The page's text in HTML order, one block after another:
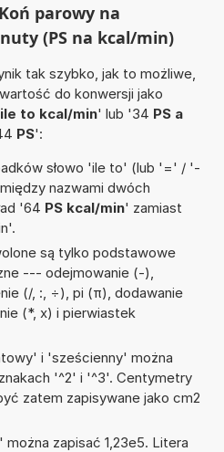
parowy na
(PS na kcal/min)
tak szybko, jak to możliwe,
do konwersji jako
ile to kcal/min' lub '34 PS a
PS':
słowo 'ile to' (lub '=' / '-
nazwami dwóch
'64 PS kcal/min' zamiast
są tylko podstawowe
--- odejmowanie (-),
(/, :, ÷), pi (π), dodawanie
(*, x) i pierwiastek
i 'sześcienny' można
'^2' i '^3'. Centymetry
zatem zapisywane jako cm2
można zapisać 1,23e5. Litera